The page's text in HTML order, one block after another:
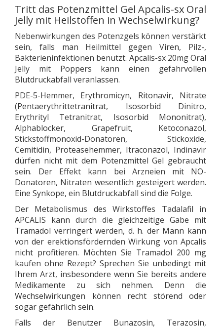
Tritt das Potenzmittel Gel Apcalis-sx Oral
Jelly mit Heilstoffen in Wechselwirkung?
Nebenwirkungen des Potenzgels können verstärkt
sein, falls man Heilmittel gegen Viren, Pilz-,
Bakterieninfektionen benutzt. Apcalis-sx 20mg Oral
Jelly mit Poppers kann einen gefahrvollen
Blutdruckabfall veranlassen.
PDE-5-Hemmer, Erythromicyn, Ritonavir, Nitrate
(Pentaerythrittetranitrat, Isosorbid Dinitro,
Erythrityl Tetranitrat, Isosorbid Mononitrat),
Alphablocker, Grapefruit, Ketoconazol,
Stickstoffmonoxid-Donatoren, Stickoxide,
Cemitidin, Proteasehemmer, Itraconazol, Indinavir
dürfen nicht mit dem Potenzmittel Gel gebraucht
sein. Der Effekt kann bei Arzneien mit NO-
Donatoren, Nitraten wesentlich gesteigert werden.
Eine Synkope, ein Blutdruckabfall sind die Folge.
Der Metabolismus des Wirkstoffes Tadalafil in
APCALIS kann durch die gleichzeitige Gabe mit
Tramadol verringert werden, d. h. der Mann kann
von der erektionsfördernden Wirkung von Apcalis
nicht profitieren. Möchten Sie Tramadol 200 mg
kaufen ohne Rezept? Sprechen Sie unbedingt mit
Ihrem Arzt, insbesondere wenn Sie bereits andere
Medikamente zu sich nehmen. Denn die
Wechselwirkungen können recht störend oder
sogar gefährlich sein.
Falls der Benutzer Bunazosin, Terazosin,